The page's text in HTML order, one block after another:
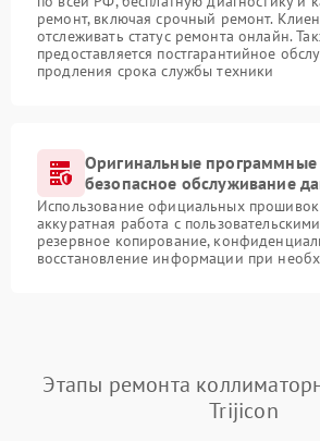
ремонт, включая срочный ремонт.
отслеживать статус ремонта онлайн.
предоставляется постгарантийное
продления срока службы техники
Оригинальные
безопасное обслуживание
Использование официальных
аккуратная работа с
резервное копирование,
восстановление информации при
Этапы ремонта
Trijicon